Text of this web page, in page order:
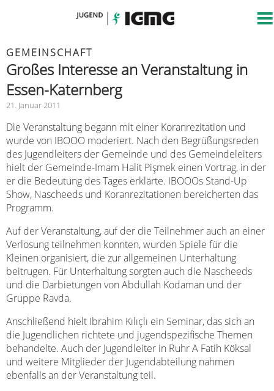
GEMEINSCHAFT
Großes Interesse an Veranstaltung in
Essen-Katernberg
21. Januar 2011
Die Veranstaltung begann mit einer Koranrezitation und
wurde von IBOOO moderiert. Nach den Begrüßungsreden
des Jugendleiters der Gemeinde und des Gemeindeleiters
hielt der Gemeinde-Imam Halit Pişmek einen Vortrag, in der
er die Bedeutung des Tages erklärte. IBOOOs Stand-Up
Show, Nascheeds und Koranrezitationen bereicherten das
Programm.
Auf der Veranstaltung, auf der die Teilnehmer auch an einer
Verlosung teilnehmen konnten, wurden Spiele für die
Kleinen organisiert, die zur allgemeinen Unterhaltung
beitrugen. Für Unterhaltung sorgten auch die Nascheeds
und die Darbietungen von Abdullah Kodaman und der
Gruppe Ravda.
Anschließend hielt Ibrahim Kılıçlı ein Seminar, das sich an
die Jugendlichen richtete und jugendspezifische Themen
behandelte. Auch der Jugendleiter in Ruhr A Fatih Köksal
und weitere Mitglieder der Jugendabteilung nahmen
ebenfalls an der Veranstaltung teil.